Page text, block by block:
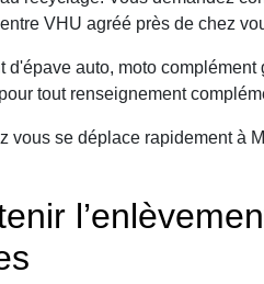
VHU agréé près de chez
d'épave auto, moto
tout renseignement
vous se déplace rapidement à